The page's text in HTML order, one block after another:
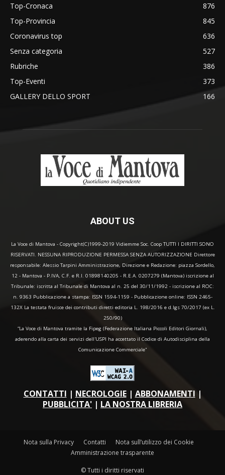
Top-Cronaca
876
Top-Provincia
845
Coronavirus top
636
Senza categoria
527
Rubriche
386
Top-Eventi
373
GALLERY DELLO SPORT
166
ABOUT US
La Voce di Mantova - Copyright(C)1999-2019 Vidiemme Soc. Coop TUTTI I DIRITTI SONO
RISERVATI. NESSUNA RIPRODUZIONE PERMESSA SENZA AUTORIZZAZIONE Direttore
responsabile: Alessio Tarpini Amministrazione, Direzione e Redazione: piazza Sordello,
12 - Mantova - P.IVA, C.F. e R.I. 01898140205 - R.E.A. 0207279 (Mantova) iscrizione al
Tribunale: iscritta al Tribunale di Mantova al n. 25 del 30/11/1992 - iscrizione al ROC:
n. 9363 Pubblicazione a stampa: ISSN 1594-1159 - Pubblicazione online: ISSN 2465-
132X La testata fruisce dei contributi diretti editoria L. 198/2016 e d.lgs 70/2017 (ex L.
250/90)
“La Voce di Mantova tramite la Fipeg (Federazione Italiana Piccoli Editori Giornali),
aderendo alla carta dei servizi dell'USPI ha accettato il Codice di Autodisciplina della
Comunicazione Commerciale"
CONTATTI | NECROLOGIE| ABBONAMENTI |
PUBBLICITA' | LA NOSTRA LIBRERIA
Nota sulla Privacy Contatti
Nota sull’utilizzo dei Cookie
Amministrazione trasparente
© Tutti i diritti riservati